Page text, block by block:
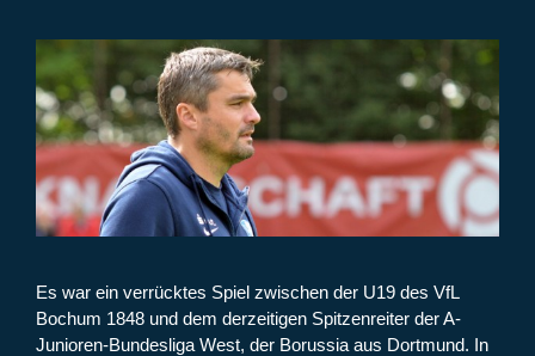
Es war ein verrücktes Spiel zwischen der U19 des VfL
Bochum 1848 und dem derzeitigen Spitzenreiter der A-
Junioren-Bundesliga West, der Borussia aus Dortmund. In